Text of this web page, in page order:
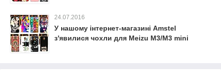
24.07.2016
У нашому інтернет-магазині Amstel
з'явилися чохли для Meizu M3/M3 mini